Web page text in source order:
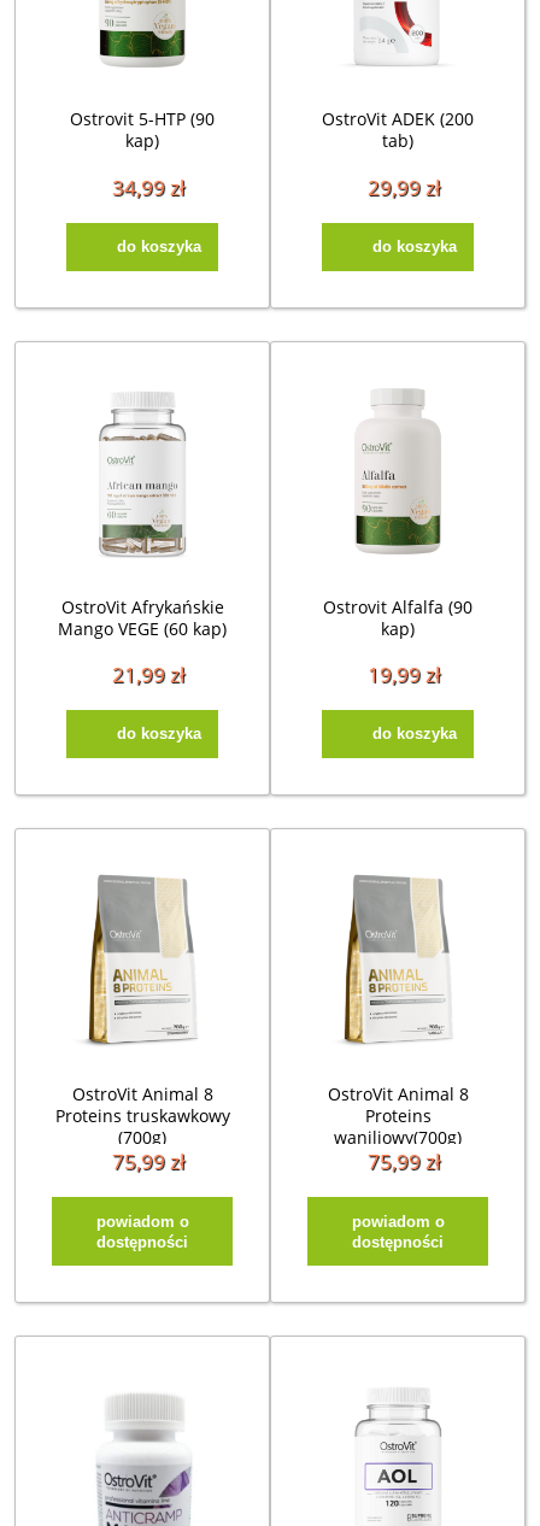
Ostrovit 5-HTP (90
kap)
34,99 zł
do koszyka
OstroVit ADEK (200
tab)
29,99 zł
do koszyka
OstroVit Afrykańskie
Mango VEGE (60 kap)
21,99 zł
do koszyka
Ostrovit Alfalfa (90
kap)
19,99 zł
do koszyka
OstroVit Animal 8
Proteins truskawkowy
(700g)
75,99 zł
powiadom o
dostępności
OstroVit Animal 8
Proteins
waniliowy(700g)
75,99 zł
powiadom o
dostępności